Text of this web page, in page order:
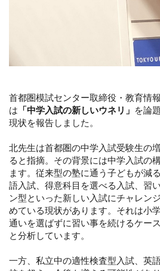
首都圏模試センター取締役・教育情
は 「中学入試の新しいウネリ」 を論
現状を報告しました。
北先生は首都圏の中学入試受験生の
ると指摘。その背景には中学入試の
ます。従来型の塾に通う子どもが減
語入試、得意科目を選べる入試、習
ン型といった新しい入試にチャレン
めている現状があります。それは小
通いを選ばずに習い事を続けるケー
と分析しています。
一方、私立中の適性検査型入試、英